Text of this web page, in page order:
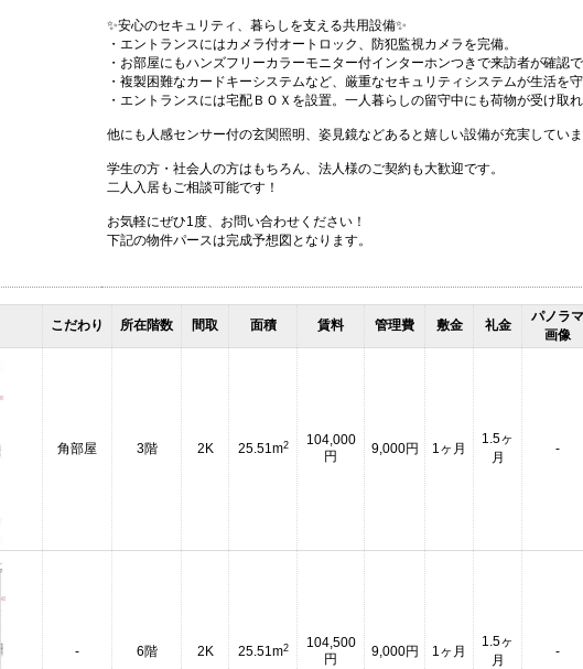
✨安心のセキュリティ、暮らしを支える共用設備✨
・エントランスにはカメラ付オートロック、防犯監視カメラを完備。
・お部屋にもハンズフリーカラーモニター付インターホンつきで来訪者が確認で
・複製困難なカードキーシステムなど、厳重なセキュリティシステムが生活を守
・エントランスには宅配ＢＯＸを設置。一人暮らしの留守中にも荷物が受け取れ
他にも人感センサー付の玄関照明、姿見鏡などあると嬉しい設備が充実していま
学生の方・社会人の方はもちろん、法人様のご契約も大歓迎です。
二人入居もご相談可能です！
お気軽にぜひ1度、お問い合わせください！
下記の物件パースは完成予想図となります。
こだわり 所在階数 間取 面積 賃料 管理費 敷金 礼金
パノラマ
画像
角部屋 3階 2K 25.51m2
104,000
円
9,000円 1ヶ月
1.5ヶ
月
-
- 6階 2K 25.51m2
104,500
円
9,000円 1ヶ月
1.5ヶ
月
-